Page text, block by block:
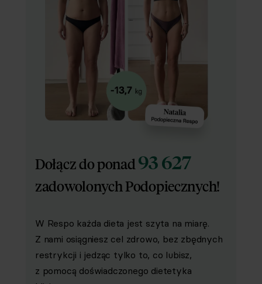
Dołącz do ponad93 627
zadowolonych Podopiecznych!
W Respo każda dieta jest szyta na miarę.
Z nami osiągniesz cel zdrowo, bez zbędnych
restrykcji i jedząc tylko to, co lubisz,
z pomocą doświadczonego dietetyka